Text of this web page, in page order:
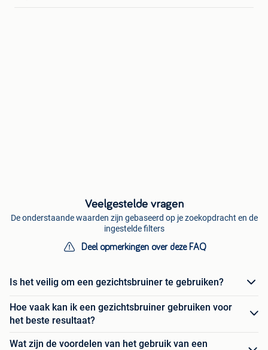
Veelgestelde vragen
De onderstaande waarden zijn gebaseerd op je zoekopdracht en de
ingestelde filters
Deel opmerkingen over deze FAQ
Is het veilig om een gezichtsbruiner te gebruiken?
Hoe vaak kan ik een gezichtsbruiner gebruiken voor
het beste resultaat?
Wat zijn de voordelen van het gebruik van een